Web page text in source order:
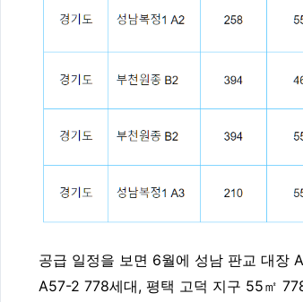
공급 일정을 보면 6월에 성남 판교 대장
A57-2 778세대, 평택 고덕 지구 55㎡